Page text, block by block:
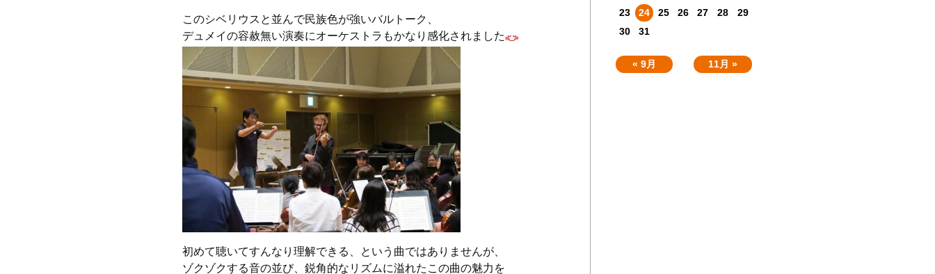
このシベリウスと並んで民族色が強いバルトーク、
デュメイの容赦無い演奏にオーケストラもかなり感化されました
初めて聴いてすんなり理解できる、という曲ではありませんが、
ゾクゾクする音の並び、鋭角的なリズムに溢れたこの曲の魅力を
« 9月 11月 »
23
24 25 26 27 28
29
30
31